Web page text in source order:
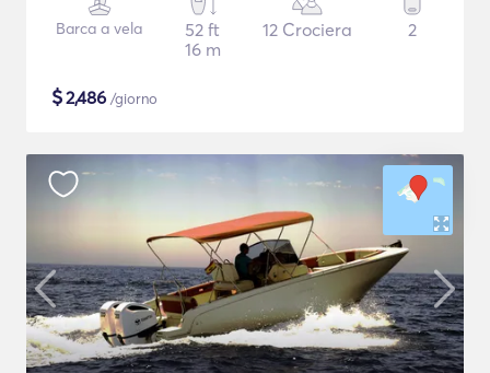
Barca a vela
52 ft
16 m
12 Crociera 2
$2,486 /giorno